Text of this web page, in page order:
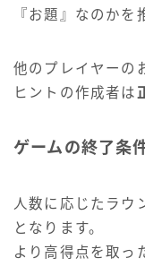
『お題』なのかを
他のプレイヤーの
ヒントの作成者は
ゲームの終了条
人数に応じたラウ
となります。
より高得点を取っ